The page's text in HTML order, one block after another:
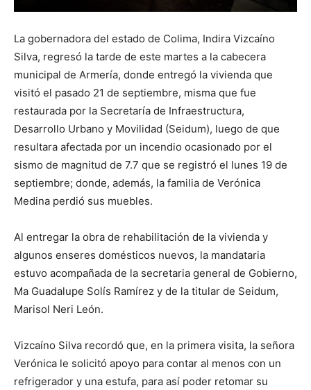
La gobernadora del estado de Colima, Indira Vizcaíno
Silva, regresó la tarde de este martes a la cabecera
municipal de Armería, donde entregó la vivienda que
visitó el pasado 21 de septiembre, misma que fue
restaurada por la Secretaría de Infraestructura,
Desarrollo Urbano y Movilidad (Seidum), luego de que
resultara afectada por un incendio ocasionado por el
sismo de magnitud de 7.7 que se registró el lunes 19 de
septiembre; donde, además, la familia de Verónica
Medina perdió sus muebles.
Al entregar la obra de rehabilitación de la vivienda y
algunos enseres domésticos nuevos, la mandataria
estuvo acompañada de la secretaria general de Gobierno,
Ma Guadalupe Solís Ramírez y de la titular de Seidum,
Marisol Neri León.
Vizcaíno Silva recordó que, en la primera visita, la señora
Verónica le solicitó apoyo para contar al menos con un
refrigerador y una estufa, para así poder retomar su